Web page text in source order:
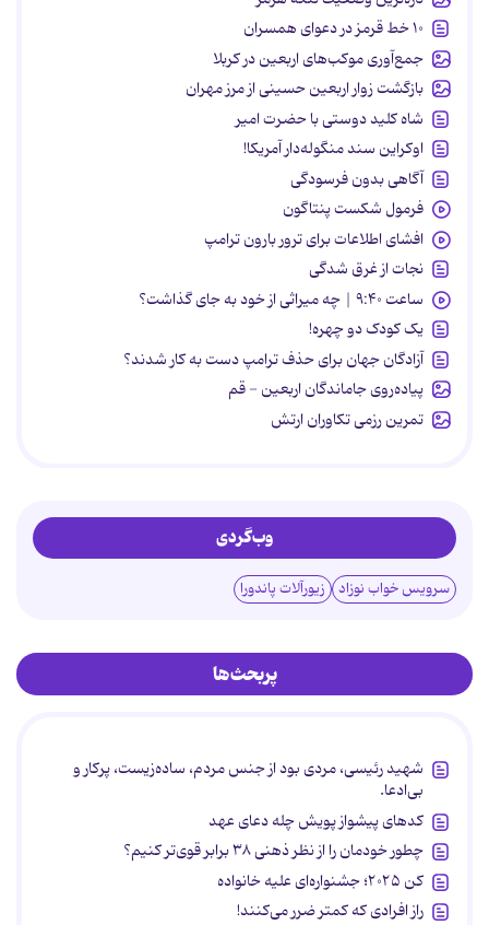
۱۰ خط قرمز در دعوای همسران
جمع‌آوری موکب‌های اربعین در کربلا
بازگشت زوار اربعین حسینی از مرز مهران
شاه کلید دوستی با حضرت امیر
اوکراین سند منگوله‌دار آمریکا!
آگاهی بدون فرسودگی
فرمول شکست پنتاگون
افشای اطلاعات برای ترور بارون ترامپ
نجات از غرق شدگی
ساعت ۹:۴۰ | چه میراثی از خود به جای گذاشت؟
یک کودک دو چهره!
آزادگان جهان برای حذف ترامپ دست به کار شدند؟
پیاده‌روی جاماندگان اربعین - قم
تمرین رزمی تکاوران ارتش
وب‌گردی
سرویس خواب نوزاد زیورآلات پاندورا
پربحث‌ها
شهید رئیسی، مردی بود از جنس مردم، ساده‌زیست، پرکار و
بی‌ادعا.
کدهای پیشواز پویش چله دعای عهد
چطور خودمان را از نظر ذهنی ۳۸ برابر قوی‌تر کنیم؟
کن ۲۰۲۵؛ جشنواره‌ای علیه خانواده
راز افرادی که کمتر ضرر می‌کنند!